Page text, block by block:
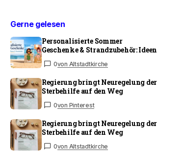
Gerne gelesen
Personalisierte Sommer
Geschenke & Strandzubehör: Ideen
0von Altstadtkirche
Regierung bringt Neuregelung der
Sterbehilfe auf den Weg
0von Pinterest
Regierung bringt Neuregelung der
Sterbehilfe auf den Weg
0von Altstadtkirche